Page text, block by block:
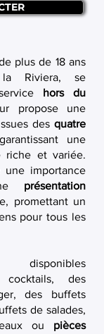
plus de 18 ans
la Riviera, se
hors du
propose une
des quatre
une
riche et variée.
une importance
présentation
promettant un
pour tous les
cocktails, des
des buffets
de salades,
ou pièces